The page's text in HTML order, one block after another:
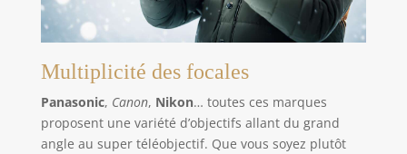
Multiplicité des focales
Panasonic, Canon, Nikon… toutes ces marques
proposent une variété d’objectifs allant du grand
angle au super téléobjectif. Que vous soyez plutôt